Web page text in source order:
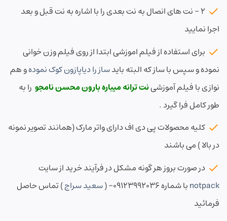
۲ – نت های انصال به نت بعدی را با اشاره به نت قبل و بعد
اجرا نمایید
برای استفاده از فیلم اموزشی ابتدا از روی فیلم وزن خوانی
نموده و سپس با ساز که البته بایدساز را دیاپازون کوک نمودهو هم
نوازی با فیلم آموزشینت ترانه میباره بارون محسن نامجو را به
طور کامل فرا گیرد .
کلیه محصولات پی دی اف دارای واتر مارک (همانند تصویر نمونه
در بالا ) می باشند
در صورت بروز هر گونه مشکل در فرآیند خرید از سایت
notpackبا شماره ۰۹۱۲۳۹۹۲۰۳۶- ( سعید سراج) تماس حاصل
فرمائید